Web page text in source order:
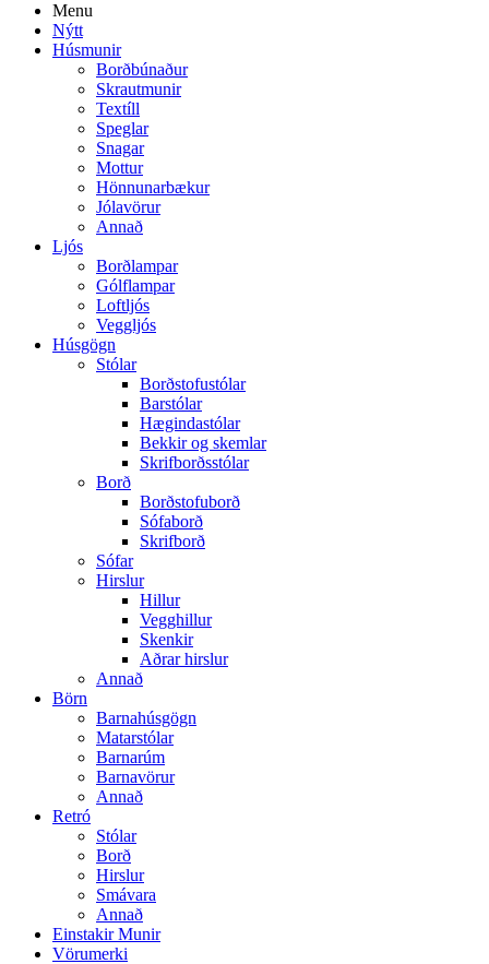
Menu
Nýtt
Húsmunir
Borðbúnaður
Skrautmunir
Textíll
Speglar
Snagar
Mottur
Hönnunarbækur
Jólavörur
Annað
Ljós
Borðlampar
Gólflampar
Loftljós
Veggljós
Húsgögn
Stólar
Borðstofustólar
Barstólar
Hægindastólar
Bekkir og skemlar
Skrifborðsstólar
Borð
Borðstofuborð
Sófaborð
Skrifborð
Sófar
Hirslur
Hillur
Vegghillur
Skenkir
Aðrar hirslur
Annað
Börn
Barnahúsgögn
Matarstólar
Barnarúm
Barnavörur
Annað
Retró
Stólar
Borð
Hirslur
Smávara
Annað
Einstakir Munir
Vörumerki